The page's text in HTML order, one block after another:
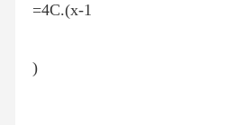
=4C.(x-1
)